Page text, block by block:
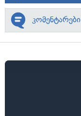
კომენტარები